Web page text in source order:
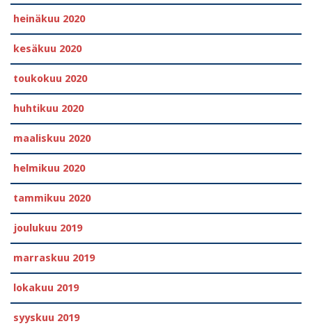
heinäkuu 2020
kesäkuu 2020
toukokuu 2020
huhtikuu 2020
maaliskuu 2020
helmikuu 2020
tammikuu 2020
joulukuu 2019
marraskuu 2019
lokakuu 2019
syyskuu 2019